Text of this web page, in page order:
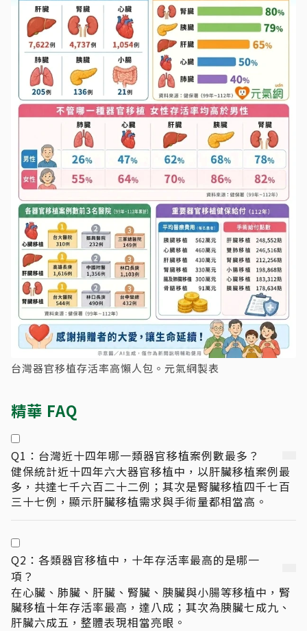
台灣器官移植存活率高懶人包。元氣網製表
精華 FAQ
Q1：台灣近十四年哪一類器官移植案例數最多？
健保統計近十四年六大器官移植中，以肝臟移植案例最
多，共達七千六百二十二例；其次是腎臟移植四千七百
三十七例，顯示肝臟移植需求與手術量都相當高。
Q2：各類器官移植中，十年存活率最高的是哪一
項？
在心臟、肺臟、肝臟、腎臟、胰臟與小腸等移植中，腎
臟移植十年存活率最高，達八成；其次為胰臟七成九、
肝臟六成五，整體表現相當亮眼。